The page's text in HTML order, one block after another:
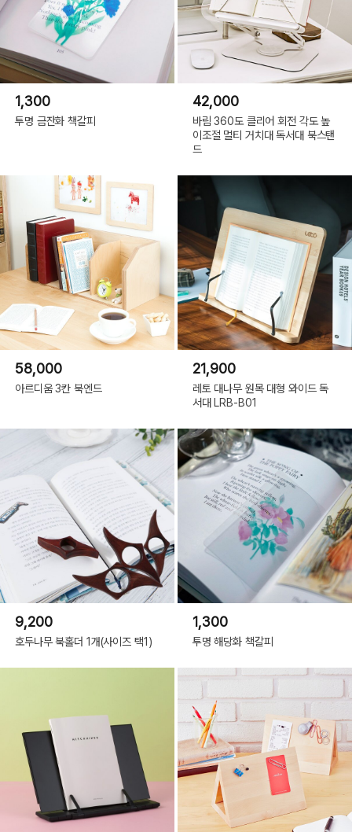
1,300
투명 금잔화 책갈피
42,000
바림 360도 클리어 회전 각도 높
이조절 멀티 거치대 독서대 북스탠
드
58,000
아르디움 3칸 북엔드
21,900
레토 대나무 원목 대형 와이드 독
서대 LRB-B01
9,200
호두나무 북홀더 1개(사이즈 택1)
1,300
투명 해당화 책갈피